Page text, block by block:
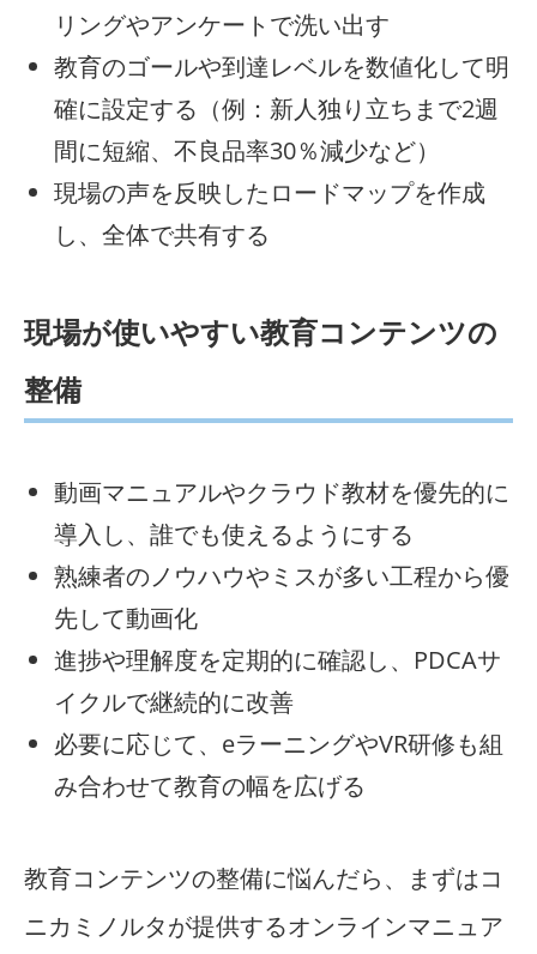
リングやアンケートで洗い出す
教育のゴールや到達レベルを数値化して明
確に設定する（例：新人独り立ちまで2週
間に短縮、不良品率30％減少など）
現場の声を反映したロードマップを作成
し、全体で共有する
現場が使いやすい教育コンテンツの
整備
動画マニュアルやクラウド教材を優先的に
導入し、誰でも使えるようにする
熟練者のノウハウやミスが多い工程から優
先して動画化
進捗や理解度を定期的に確認し、PDCAサ
イクルで継続的に改善
必要に応じて、eラーニングやVR研修も組
み合わせて教育の幅を広げる
教育コンテンツの整備に悩んだら、まずはコ
ニカミノルタが提供するオンラインマニュア